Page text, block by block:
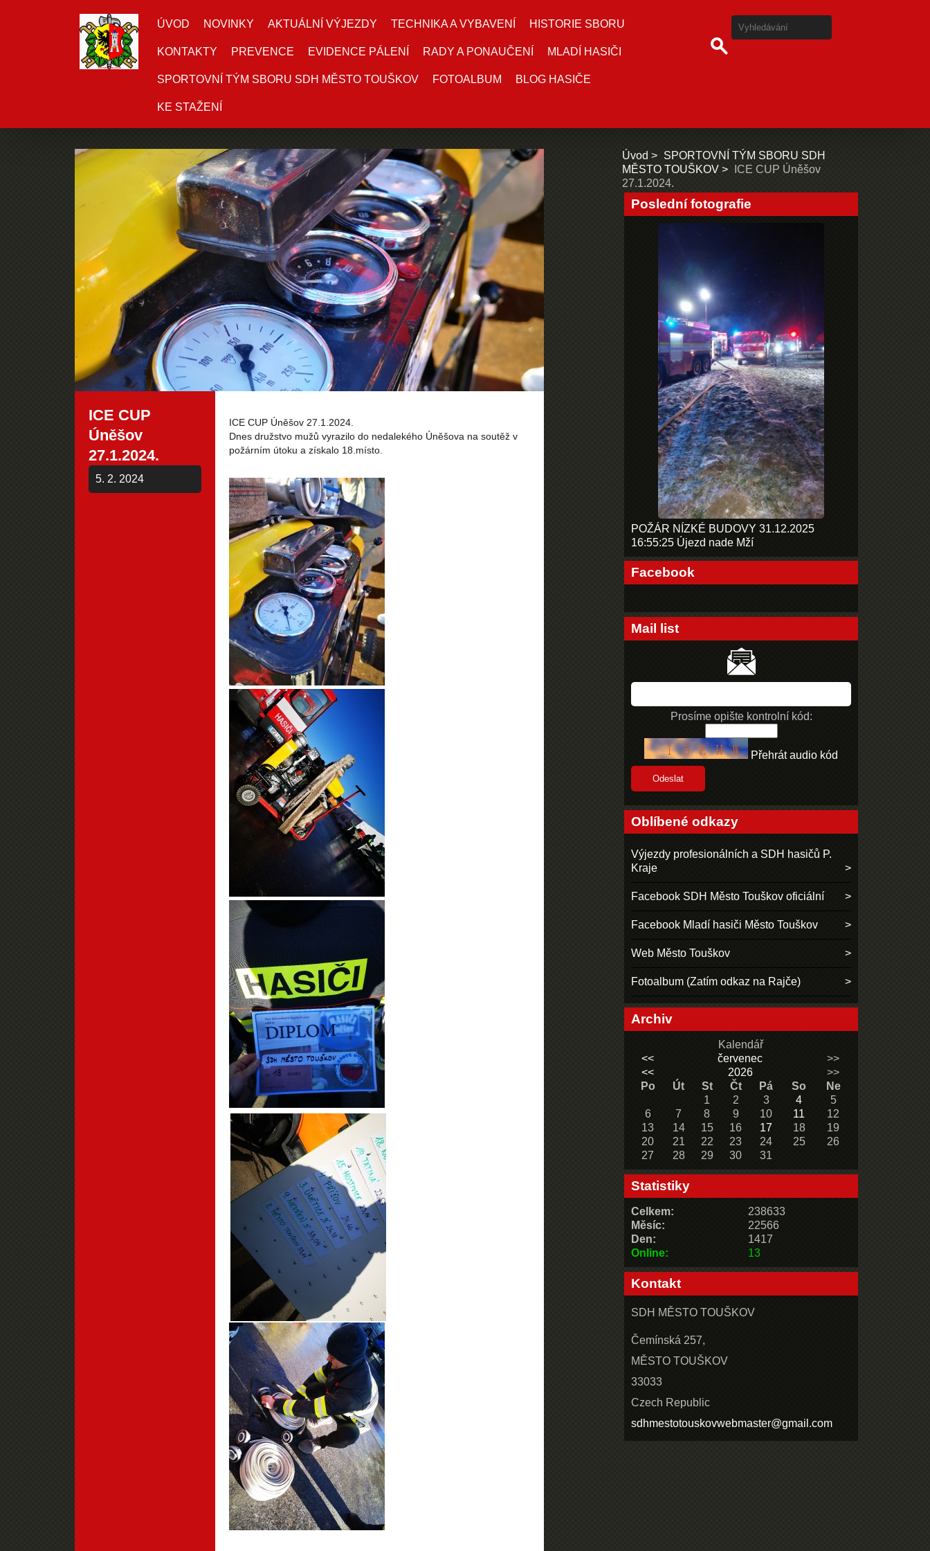
ÚVOD NOVINKY AKTUÁLNÍ VÝJEZDY TECHNIKA A VYBAVENÍ HISTORIE SBORU
KONTAKTY PREVENCE EVIDENCE PÁLENÍ RADY A PONAUČENÍ MLADÍ HASIČI
SPORTOVNÍ TÝM SBORU SDH MĚSTO TOUŠKOV FOTOALBUM BLOG HASIČE
KE STAŽENÍ
ICE CUP
Úněšov
27.1.2024.
5. 2. 2024
ICE CUP Úněšov 27.1.2024.
Dnes družstvo mužů vyrazilo do nedalekého Úněšova na soutěž v
požárním útoku a získalo 18.místo.
Úvod
SPORTOVNÍ TÝM SBORU SDH
MĚSTO TOUŠKOV
ICE CUP Úněšov
27.1.2024.
Poslední fotografie
POŽÁR NÍZKÉ BUDOVY 31.12.2025
16:55:25 Újezd nade Mží
Facebook
Mail list
Prosíme opište kontrolní kód:
Přehrát audio kód
Oblíbené odkazy
Výjezdy profesionálních a SDH hasičů P.
Kraje
Facebook SDH Město Touškov oficiální
Facebook Mladí hasiči Město Touškov
Web Město Touškov
Fotoalbum (Zatím odkaz na Rajče)
Archiv
Kalendář
<<
červenec
>>
<<
2026
>>
Po
Út St Čt Pá So
Ne
1
2 3 4
5
6
7 8 9 10 11
12
13
14 15 16 17 18
19
20
21 22 23 24 25
26
27
28 29 30 31
Statistiky
Online: 13
Celkem:
238633
Měsíc:
22566
Den:
1417
Kontakt
SDH MĚSTO TOUŠKOV
Čemínská 257,
MĚSTO TOUŠKOV
33033
Czech Republic
sdhmestotouskovwebmaster@gmail.com